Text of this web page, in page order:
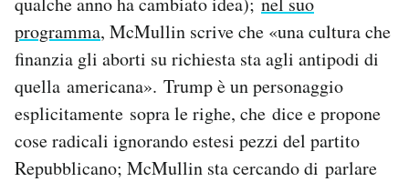
programma, McMullin scrive che «una cultura che
finanzia gli aborti su richiesta sta agli antipodi di
quella americana». Trump è un personaggio
esplicitamente sopra le righe, che dice e propone
cose radicali ignorando estesi pezzi del partito
Repubblicano; McMullin sta cercando di parlare